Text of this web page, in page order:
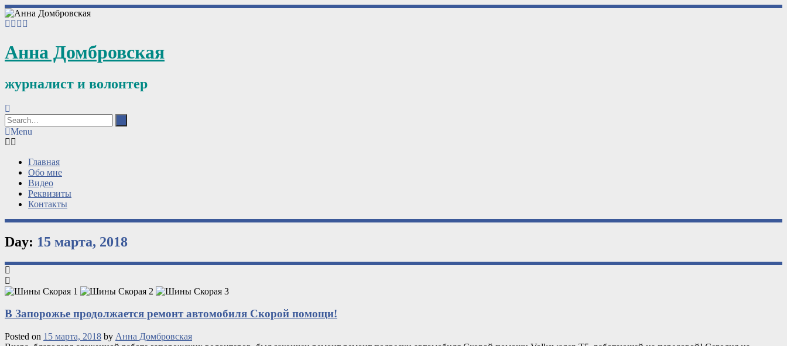
Анна Домбровская
журналист и волонтер
Menu
Главная
Обо мне
Видео
Реквизиты
Контакты
Day: 15 марта, 2018
В Запорожье продолжается ремонт автомобиля Скорой помощи!
Posted on 15 марта, 2018 by Анна Домбровская